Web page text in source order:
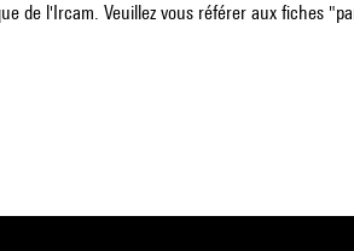
de l'Ircam. Veuillez vous référer aux fiches